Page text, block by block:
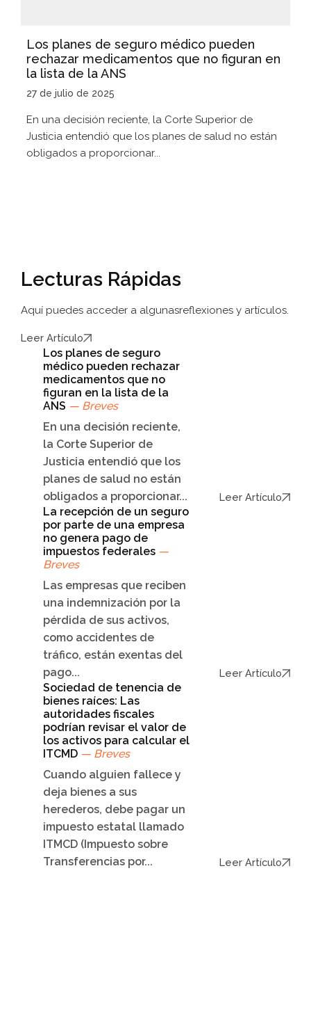
Los planes de seguro médico pueden
rechazar medicamentos que no figuran en
la lista de la ANS
27 de julio de 2025
En una decisión reciente, la Corte Superior de
Justicia entendió que los planes de salud no están
obligados a proporcionar...
Lecturas Rápidas
Aquí puedes acceder a algunasreflexiones y artículos.
Leer Artículo
Los planes de seguro
médico pueden rechazar
medicamentos que no
figuran en la lista de la
ANS — Breves
En una decisión reciente,
la Corte Superior de
Justicia entendió que los
planes de salud no están
obligados a proporcionar...
Leer Artículo
La recepción de un seguro
por parte de una empresa
no genera pago de
impuestos federales —
Breves
Las empresas que reciben
una indemnización por la
pérdida de sus activos,
como accidentes de
tráfico, están exentas del
pago...
Leer Artículo
Sociedad de tenencia de
bienes raíces: Las
autoridades fiscales
podrían revisar el valor de
los activos para calcular el
ITCMD — Breves
Cuando alguien fallece y
deja bienes a sus
herederos, debe pagar un
impuesto estatal llamado
ITMCD (Impuesto sobre
Transferencias por...
Leer Artículo